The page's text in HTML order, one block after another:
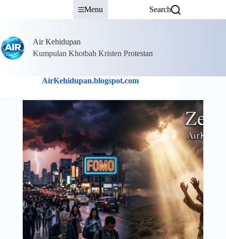
Menu Search
Air Kehidupan
Kumpulan Khotbah Kristen Protestan
AirKehidupan.blogspot.com